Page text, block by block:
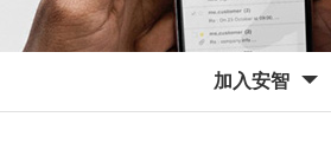
加入安智